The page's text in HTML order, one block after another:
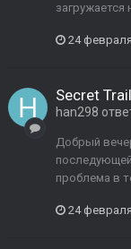
загружается
24
Secret
han298
Добрый
проблема в
24